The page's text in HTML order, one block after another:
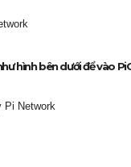
hình bên dưới để vào